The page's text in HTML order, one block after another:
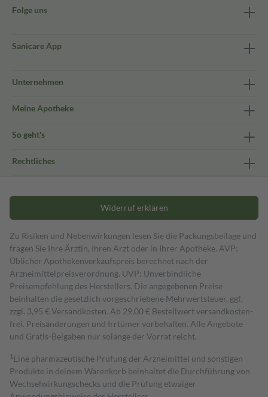
Folge uns
Sanicare App
Unternehmen
Meine Apotheke
So geht's
Rechtliches
Widerruf erklären
Zu Risiken und Nebenwirkungen lesen Sie die Packungsbeilage und
fragen Sie Ihre Ärztin, Ihren Arzt oder in Ihrer Apotheke. AVP:
Üblicher Apothekenverkaufspreis berechnet nach der
Arzneimittelpreisverordnung. UVP: Unverbindliche
Preisempfehlung des Herstellers. Die angegebenen Preise
beinhalten die gesetzlich vorgeschriebene Mehrwertsteuer, ggf.
zzgl. 3,95 € Versandkosten. Ab 29,00 € Bestell­wert versand­kosten­
frei. Preisänderungen und Irrtümer vorbehalten. Alle Angebote
und Gratis-Beigaben nur solange der Vorrat reicht.
1 Eine pharmazeutische Prüfung der Arzneimittel und sonstigen
Produkte in deinem Warenkorb beinhaltet die Durchführung von
Wechselwirkungschecks und die Prüfung etwaiger